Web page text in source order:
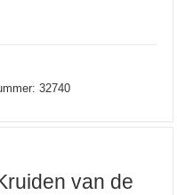
32740
van de